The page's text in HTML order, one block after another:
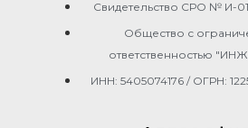
Свидетельство СРО № И-
Общество с
ответственностью
ИНН: 5405074176 / ОГРН: